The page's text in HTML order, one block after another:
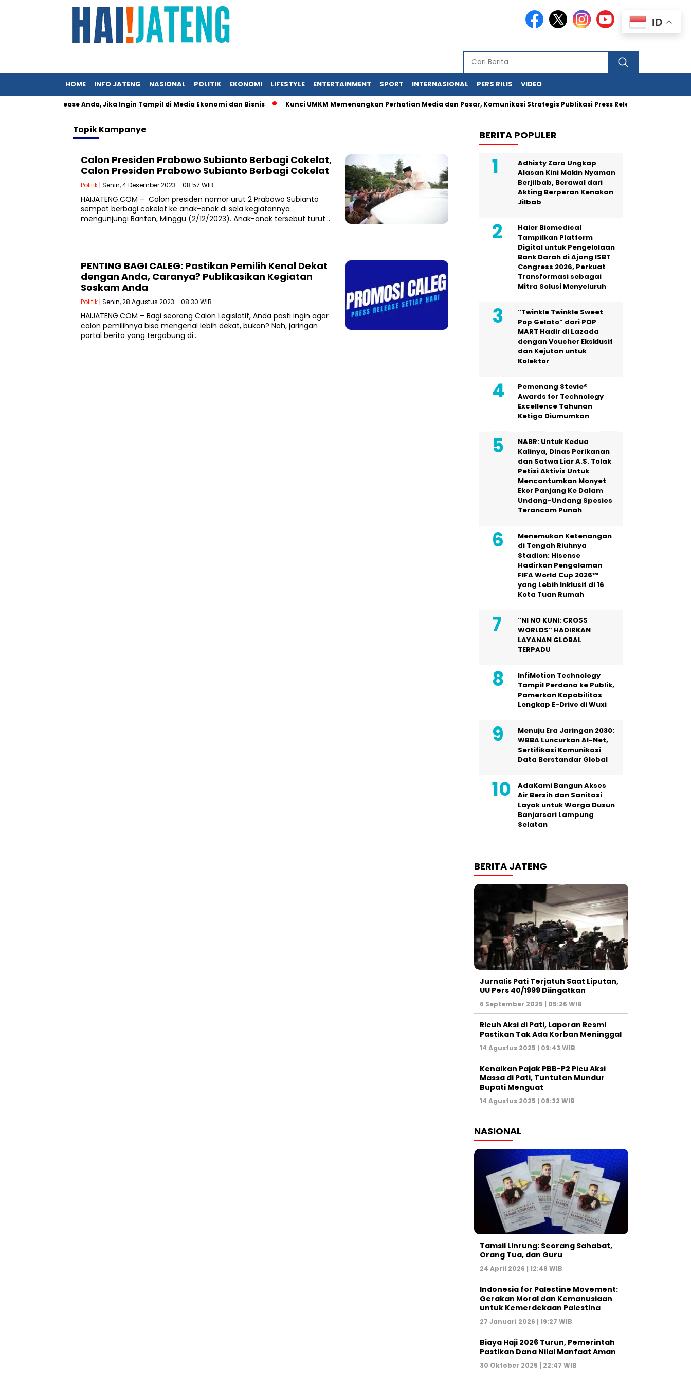
HOME INFO JATENG NASIONAL POLITIK EKONOMI LIFESTYLE ENTERTAINMENT SPORT INTERNASIONAL PERS RILIS VIDEO
Press Release Anda, Jika Ingin Tampil di Media Ekonomi dan Bisnis Kunci UMKM Memenangkan Perhatian Media dan Pasar, Komunikasi Strategis Publikasi Press Release
TopikKampanye
Calon Presiden Prabowo Subianto Berbagi Cokelat,
Calon Presiden Prabowo Subianto Berbagi Cokelat
Politik | Senin, 4 Desember 2023 - 08:57 WIB
HAIJATENG.COM – Calon presiden nomor urut 2 Prabowo Subianto
sempat berbagi cokelat ke anak-anak di sela kegiatannya
mengunjungi Banten, Minggu (2/12/2023). Anak-anak tersebut turut…
PENTING BAGI CALEG: Pastikan Pemilih Kenal Dekat
dengan Anda, Caranya? Publikasikan Kegiatan
Soskam Anda
Politik | Senin, 28 Agustus 2023 - 08:30 WIB
HAIJATENG.COM – Bagi seorang Calon Legislatif, Anda pasti ingin agar
calon pemilihnya bisa mengenal lebih dekat, bukan? Nah, jaringan
portal berita yang tergabung di…
BERITA POPULER
Adhisty Zara Ungkap
Alasan Kini Makin Nyaman
Berjilbab, Berawal dari
Akting Berperan Kenakan
Jilbab
Haier Biomedical
Tampilkan Platform
Digital untuk Pengelolaan
Bank Darah di Ajang ISBT
Congress 2026, Perkuat
Transformasi sebagai
Mitra Solusi Menyeluruh
“Twinkle Twinkle Sweet
Pop Gelato” dari POP
MART Hadir di Lazada
dengan Voucher Eksklusif
dan Kejutan untuk
Kolektor
Pemenang Stevie®
Awards for Technology
Excellence Tahunan
Ketiga Diumumkan
NABR: Untuk Kedua
Kalinya, Dinas Perikanan
dan Satwa Liar A.S. Tolak
Petisi Aktivis Untuk
Mencantumkan Monyet
Ekor Panjang Ke Dalam
Undang-Undang Spesies
Terancam Punah
Menemukan Ketenangan
di Tengah Riuhnya
Stadion: Hisense
Hadirkan Pengalaman
FIFA World Cup 2026™
yang Lebih Inklusif di 16
Kota Tuan Rumah
“NI NO KUNI: CROSS
WORLDS” HADIRKAN
LAYANAN GLOBAL
TERPADU
InfiMotion Technology
Tampil Perdana ke Publik,
Pamerkan Kapabilitas
Lengkap E-Drive di Wuxi
Menuju Era Jaringan 2030:
WBBA Luncurkan AI-Net,
Sertifikasi Komunikasi
Data Berstandar Global
AdaKami Bangun Akses
Air Bersih dan Sanitasi
Layak untuk Warga Dusun
Banjarsari Lampung
Selatan
BERITA JATENG
Jurnalis Pati Terjatuh Saat Liputan,
UU Pers 40/1999 Diingatkan
6 September 2025 | 05:26 WIB
Ricuh Aksi di Pati, Laporan Resmi
Pastikan Tak Ada Korban Meninggal
14 Agustus 2025 | 09:43 WIB
Kenaikan Pajak PBB-P2 Picu Aksi
Massa di Pati, Tuntutan Mundur
Bupati Menguat
14 Agustus 2025 | 08:32 WIB
NASIONAL
Tamsil Linrung: Seorang Sahabat,
Orang Tua, dan Guru
24 April 2026 | 12:48 WIB
Indonesia for Palestine Movement:
Gerakan Moral dan Kemanusiaan
untuk Kemerdekaan Palestina
27 Januari 2026 | 19:27 WIB
Biaya Haji 2026 Turun, Pemerintah
Pastikan Dana Nilai Manfaat Aman
30 Oktober 2025 | 22:47 WIB
ID